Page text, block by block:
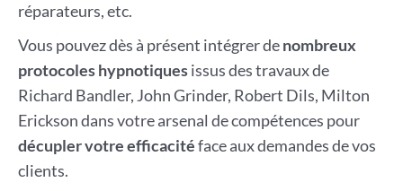
réparateurs, etc.
Vous pouvez dès à présent intégrer denombreux
protocoles hypnotiquesissus des travaux de
Richard Bandler, John Grinder, Robert Dils, Milton
Erickson dans votre arsenal de compétences pour
décupler votre efficacitéface aux demandes de vos
clients.